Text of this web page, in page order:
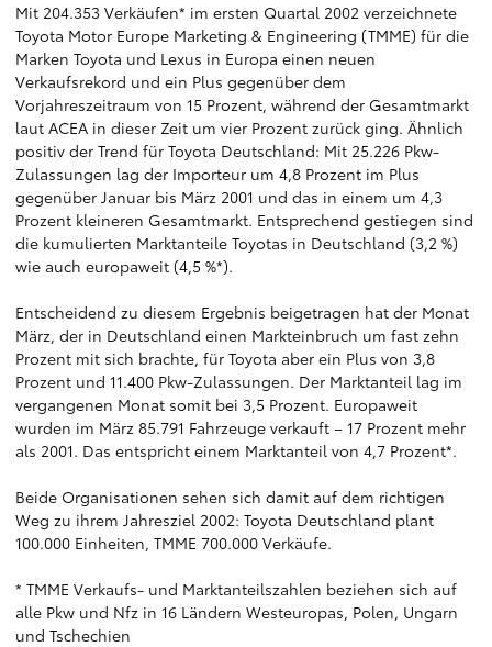
Mit 204.353 Verkäufen* im ersten Quartal 2002 verzeichnete
Toyota Motor Europe Marketing & Engineering (TMME) für die
Marken Toyota und Lexus in Europa einen neuen
Verkaufsrekord und ein Plus gegenüber dem
Vorjahreszeitraum von 15 Prozent, während der Gesamtmarkt
laut ACEA in dieser Zeit um vier Prozent zurück ging. Ähnlich
positiv der Trend für Toyota Deutschland: Mit 25.226 Pkw-
Zulassungen lag der Importeur um 4,8 Prozent im Plus
gegenüber Januar bis März 2001 und das in einem um 4,3
Prozent kleineren Gesamtmarkt. Entsprechend gestiegen sind
die kumulierten Marktanteile Toyotas in Deutschland (3,2 %)
wie auch europaweit (4,5 %*).
Entscheidend zu diesem Ergebnis beigetragen hat der Monat
März, der in Deutschland einen Markteinbruch um fast zehn
Prozent mit sich brachte, für Toyota aber ein Plus von 3,8
Prozent und 11.400 Pkw-Zulassungen. Der Marktanteil lag im
vergangenen Monat somit bei 3,5 Prozent. Europaweit
wurden im März 85.791 Fahrzeuge verkauft – 17 Prozent mehr
als 2001. Das entspricht einem Marktanteil von 4,7 Prozent*.
Beide Organisationen sehen sich damit auf dem richtigen
Weg zu ihrem Jahresziel 2002: Toyota Deutschland plant
100.000 Einheiten, TMME 700.000 Verkäufe.
* TMME Verkaufs- und Marktanteilszahlen beziehen sich auf
alle Pkw und Nfz in 16 Ländern Westeuropas, Polen, Ungarn
und Tschechien